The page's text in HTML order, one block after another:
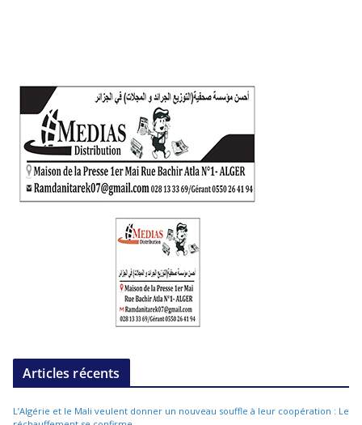
Articles récents
L’Algérie et le Mali veulent donner un nouveau souffle à leur coopération : Le